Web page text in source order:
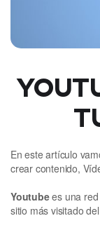
En este artículo
crear contenido,
Youtubees una red
sitio más visitado